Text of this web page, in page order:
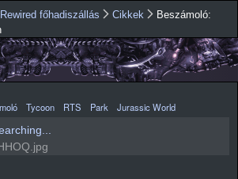
Ugrás a
Rewired főhadiszállás Cikkek
Beszámoló:
Tycoon RTS Park
Jurassic World